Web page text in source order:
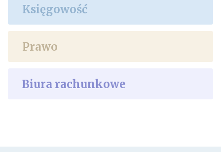
Księgowość
Prawo
Biura rachunkowe